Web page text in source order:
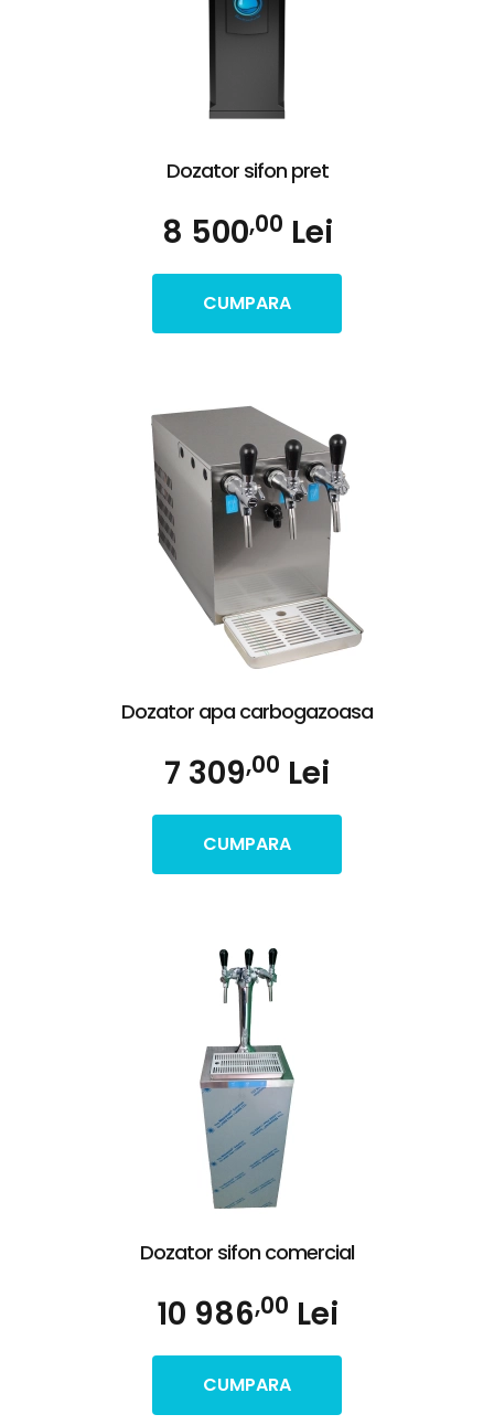
Dozator sifon pret
8 500,00 Lei
CUMPARA
Dozator apa carbogazoasa
7 309,00 Lei
CUMPARA
Dozator sifon comercial
10 986,00 Lei
CUMPARA